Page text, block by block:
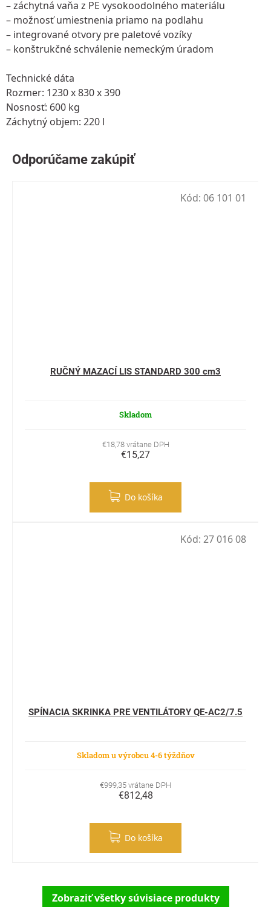
– záchytná vaňa z PE vysokoodolného materiálu
– možnosť umiestnenia priamo na podlahu
– integrované otvory pre paletové vozíky
– konštrukčné schválenie nemeckým úradom
Technické dáta
Rozmer: 1230 x 830 x 390
Nosnosť: 600 kg
Záchytný objem: 220 l
RUČNÝ MAZACÍ LIS STANDARD 300 cm3
Skladom
€18,78 vrátane DPH
€15,27
Do košíka
Kód: 06 101 01
SPÍNACIA SKRINKA PRE VENTILÁTORY QE-AC2/7.5
Skladom u výrobcu 4-6 týždňov
€999,35 vrátane DPH
€812,48
Do košíka
Kód: 27 016 08
Zobraziť všetky súvisiace produkty